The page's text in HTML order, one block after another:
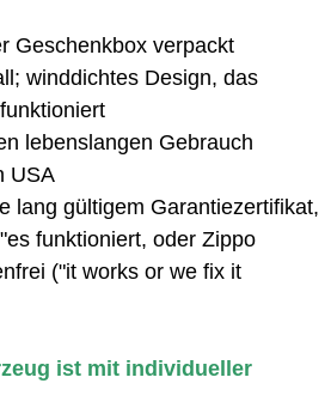
Geschenkbox verpackt
winddichtes Design, das
lebenslangen Gebrauch
USA
lang gültigem Garantiezertifikat,
funktioniert, oder Zippo
("it works or we fix it
ist mit individueller